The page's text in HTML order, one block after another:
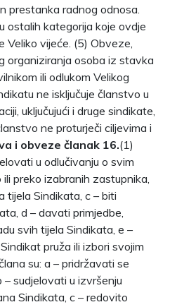
prestanka radnog odnosa.
ostalih kategorija koje ovdje
Veliko vijeće. (5) Obveze,
organiziranja osoba iz stavka
ili odlukom Velikog
ne isključuje članstvo u
uključujući i druge sindikate,
ne proturječi ciljevima i
i obveze članak 16.(1)
u odlučivanju o svim
preko izabranih zastupnika,
tijela Sindikata, c – biti
d – davati primjedbe,
svih tijela Sindikata, e –
pruža ili izbori svojim
su: a – pridržavati se
sudjelovati u izvršenju
Sindikata, c – redovito